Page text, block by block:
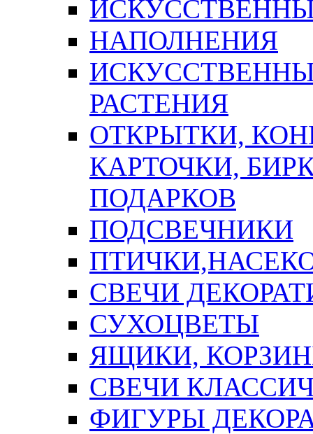
НАПОЛНЕНИЯ
РАСТЕНИЯ
ОТКРЫТКИ,
КАРТОЧКИ,
ПОДАРКОВ
ПОДСВЕЧНИКИ
СВЕЧИ
СУХОЦВЕТЫ
ЯЩИКИ,
СВЕЧИ
ФИГУРЫ